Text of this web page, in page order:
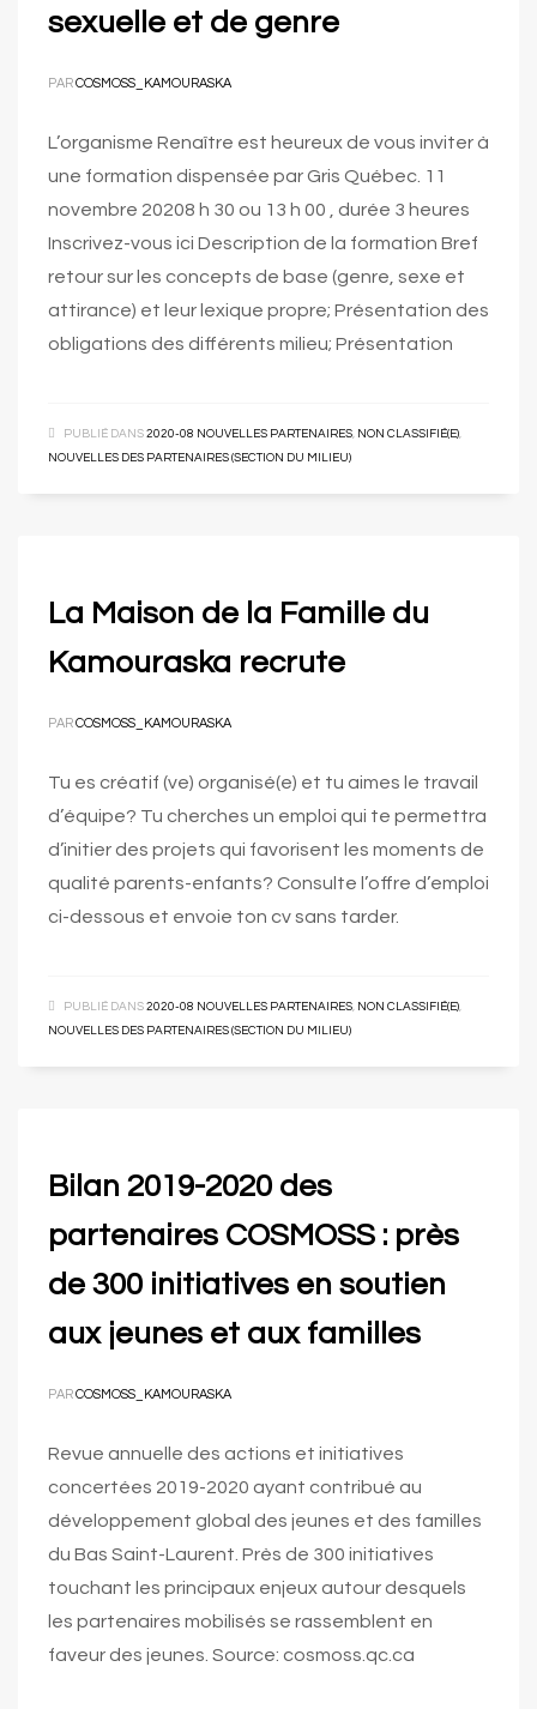
sexuelle et de genre
PARCOSMOSS_KAMOURASKA
L’organisme Renaître est heureux de vous inviter à
une formation dispensée par Gris Québec. 11
novembre 20208 h 30 ou 13 h 00 , durée 3 heures
Inscrivez-vous ici Description de la formation Bref
retour sur les concepts de base (genre, sexe et
attirance) et leur lexique propre; Présentation des
obligations des différents milieu; Présentation
PUBLIÉ DANS 2020-08 NOUVELLES PARTENAIRES, NON CLASSIFIÉ(E),
NOUVELLES DES PARTENAIRES (SECTION DU MILIEU)
La Maison de la Famille du
Kamouraska recrute
PARCOSMOSS_KAMOURASKA
Tu es créatif (ve) organisé(e) et tu aimes le travail
d’équipe? Tu cherches un emploi qui te permettra
d’initier des projets qui favorisent les moments de
qualité parents-enfants? Consulte l’offre d’emploi
ci-dessous et envoie ton cv sans tarder.
PUBLIÉ DANS 2020-08 NOUVELLES PARTENAIRES, NON CLASSIFIÉ(E),
NOUVELLES DES PARTENAIRES (SECTION DU MILIEU)
Bilan 2019-2020 des
partenaires COSMOSS : près
de 300 initiatives en soutien
aux jeunes et aux familles
PARCOSMOSS_KAMOURASKA
Revue annuelle des actions et initiatives
concertées 2019-2020 ayant contribué au
développement global des jeunes et des familles
du Bas Saint-Laurent. Près de 300 initiatives
touchant les principaux enjeux autour desquels
les partenaires mobilisés se rassemblent en
faveur des jeunes. Source: cosmoss.qc.ca